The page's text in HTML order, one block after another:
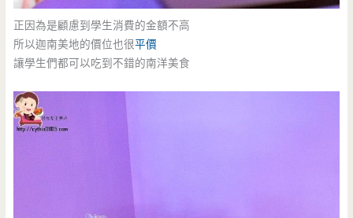
正因為是顧慮到學生消費的金額不高
所以迦南美地的價位也很平價
讓學生們都可以吃到不錯的南洋美食